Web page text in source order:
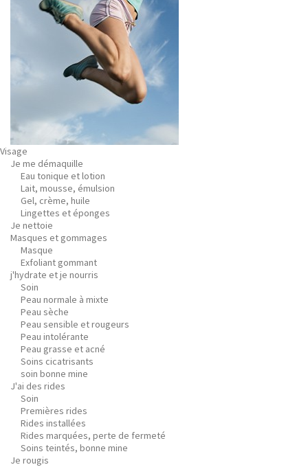
Visage
Je me démaquille
Eau tonique et lotion
Lait, mousse, émulsion
Gel, crème, huile
Lingettes et éponges
Je nettoie
Masques et gommages
Masque
Exfoliant gommant
j'hydrate et je nourris
Soin
Peau normale à mixte
Peau sèche
Peau sensible et rougeurs
Peau intolérante
Peau grasse et acné
Soins cicatrisants
soin bonne mine
J'ai des rides
Soin
Premières rides
Rides installées
Rides marquées, perte de fermeté
Soins teintés, bonne mine
Je rougis